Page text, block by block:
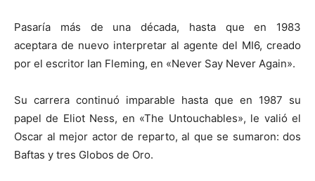
Pasaría más de una década, hasta que en 1983
aceptara de nuevo interpretar al agente del MI6, creado
por el escritor Ian Fleming, en «Never Say Never Again».
Su carrera continuó imparable hasta que en 1987 su
papel de Eliot Ness, en «The Untouchables», le valió el
Oscar al mejor actor de reparto, al que se sumaron: dos
Baftas y tres Globos de Oro.